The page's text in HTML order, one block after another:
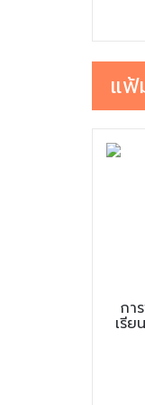
แฟ้
กา
เรีย